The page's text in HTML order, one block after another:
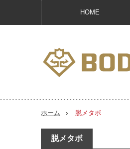
HOME
ホーム 脱メタボ
脱メタボ